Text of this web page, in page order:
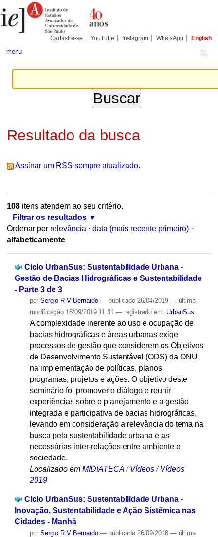
para
conteúdo.
Pessoais
Cadastre-se YouTube Instagram WhatsApp English
menu
Resultado da busca
Assinar um RSS sempre atualizado.
108itens atendem ao seu critério.
Filtrar os resultados
Ordenar por relevância · data (mais recente primeiro) ·
alfabeticamente
Ciclo UrbanSus: Sustentabilidade Urbana -
Gestão de Bacias Hidrográficas e Sustentabilidade
- Parte 3 de 3
por Sergio R V Bernardo — publicado26/04/2019 — última
modificação18/09/2019 11:31 — registrado em: UrbanSus
A complexidade inerente ao uso e ocupação de
bacias hidrográficas e áreas urbanas exige
processos de gestão que considerem os Objetivos
de Desenvolvimento Sustentável (ODS) da ONU
na implementação de políticas, planos,
programas, projetos e ações. O objetivo deste
seminário foi promover o diálogo e reunir
experiências sobre o planejamento e a gestão
integrada e participativa de bacias hidrográficas,
levando em consideração a relevância do tema na
busca pela sustentabilidade urbana e as
necessárias inter-relações entre ambiente e
sociedade.
Localizado em MIDIATECA /Vídeos /Vídeos
2019
Ciclo UrbanSus: Sustentabilidade Urbana -
Inovação, Sustentabilidade e Ação Sistêmica nas
Cidades - Manhã
por Sergio R V Bernardo — publicado26/09/2018 — última